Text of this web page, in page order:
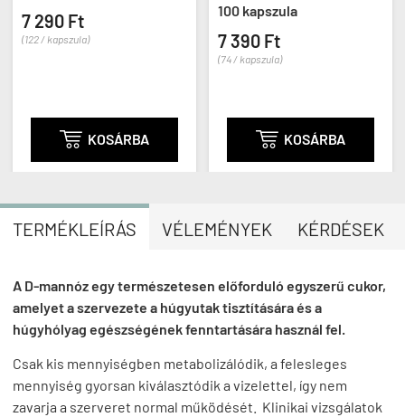
7 290 Ft
(122 / kapszula)
 KOSÁRBA
100 kapszula
7 390 Ft
(74 / kapszula)
 KOSÁRBA
TERMÉKLEÍRÁS VÉLEMÉNYEK KÉRDÉSEK
A D-mannóz egy természetesen előforduló egyszerű cukor,
amelyet a szervezete a húgyutak tisztítására és a
húgyhólyag egészségének fenntartására használ fel.
Csak kis mennyiségben metabolizálódik, a felesleges
mennyiség gyorsan kiválasztódik a vizelettel, így nem
zavarja a szerveret normal működését. Klinikai vizsgálatok